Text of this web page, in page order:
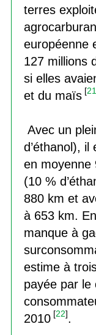
terres
européenne
127 millions
si elles
et du maïs [21
Avec un
d’éthanol), il
en moyenne
(10 %
880 km et
à 653 km.
manque à
estime à
payée par le
2010 [22].